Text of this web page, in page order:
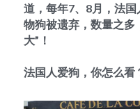
道，每年7、8月，法
物狗被遗弃，数量之多
大”！
法国人爱狗，你怎么看